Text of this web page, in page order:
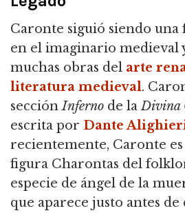
Caronte siguió siendo
en el imaginario medieval
muchas obras del arte
literatura medieval.
secciónInferno de laDivina
escrita por Dante
recientemente, Caronte
figura Charontas del
especie de ángel de la
que aparece justo antes